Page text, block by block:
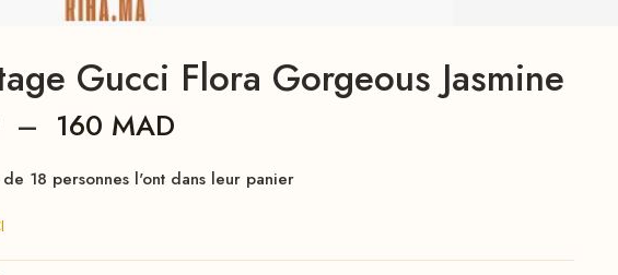
Gucci Flora Gorgeous Jasmine
– 160 MAD
18 personnes l'ont dans leur panier